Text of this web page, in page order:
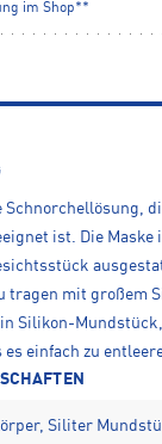
im Shop**
Schnorchellösung,
ist. Die
tragen mit großem
Silikon-
einfach zu
Siliter